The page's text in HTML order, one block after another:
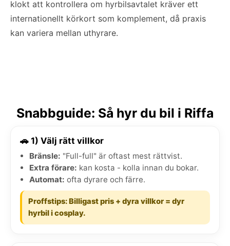
klokt att kontrollera om hyrbilsavtalet kräver ett
internationellt körkort som komplement, då praxis
kan variera mellan uthyrare.
Snabbguide: Så hyr du bil i Riffa
🚗 1) Välj rätt villkor
Bränsle: "Full-full" är oftast mest rättvist.
Extra förare: kan kosta - kolla innan du bokar.
Automat: ofta dyrare och färre.
Proffstips: Billigast pris + dyra villkor = dyr
hyrbil i cosplay.